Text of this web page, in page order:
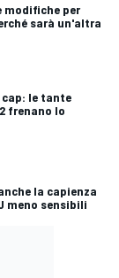
modifiche per
sarà un'altra
cap: le tante
frenano lo
la capienza
meno sensibili